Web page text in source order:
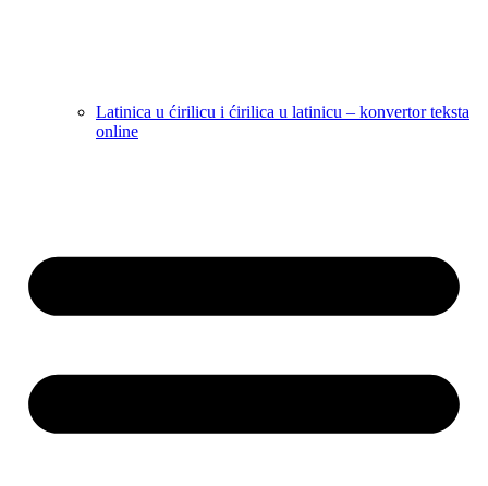
Latinica u ćirilicu i ćirilica u latinicu – konvertor teksta
online